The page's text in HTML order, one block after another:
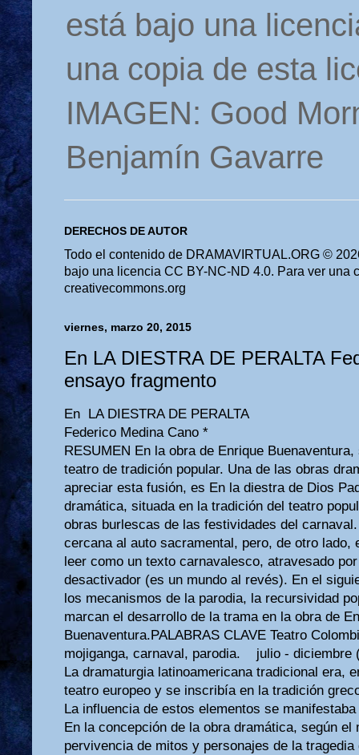
está bajo una
una copia de esta
IMAGEN: Good
Benjamín Gavarre
DERECHOS DE AUTOR
Todo el contenido de DRAMAVIRTUAL.ORG ©
bajo una licencia CC BY-NC-ND 4.0. Para ver una
creativecommons.org
viernes, marzo 20, 2015
En LA DIESTRA DE PERALTA
ensayo fragmento
En LA DIESTRA DE PERALTA
Federico Medina Cano *
RESUMEN En la obra de Enrique
teatro de tradición popular. Una de las obras
apreciar esta fusión, es En la diestra de Dios
dramática, situada en la tradición del teatro
obras burlescas de las festividades del
cercana al auto sacramental, pero, de otro lado,
leer como un texto carnavalesco, atravesado
desactivador (es un mundo al revés). En el
los mecanismos de la parodia, la recursividad
marcan el desarrollo de la trama en la obra de
Buenaventura.PALABRAS CLAVE Teatro
mojiganga, carnaval, parodia. julio - diciembre
La dramaturgia latinoamericana tradicional era,
teatro europeo y se inscribía en la tradición
La influencia de estos elementos se
En la concepción de la obra dramática, según el
pervivencia de mitos y personajes de la